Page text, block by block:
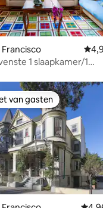
van 4,99 op 5, 413
Francisco
1 slaapkamer/1
4,95 op 5, 309
van gasten
van gasten